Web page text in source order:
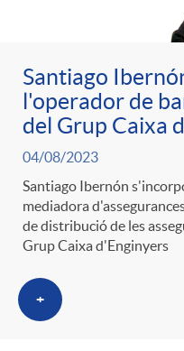
r
e
n
s
a
r
i
e
s
a
F
i
l
t
o
n
t
n
Santiago
l'operador de
del Grup Caixa
04/08/2023
Santiago Ibernón
mediadora
de distribució de les
Grup Caixa d'Enginyers
+